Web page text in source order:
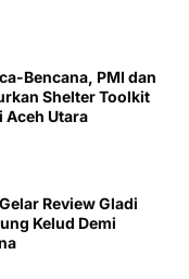
Bencana, PMI dan
Shelter Toolkit
Aceh Utara
Review Gladi
Kelud Demi